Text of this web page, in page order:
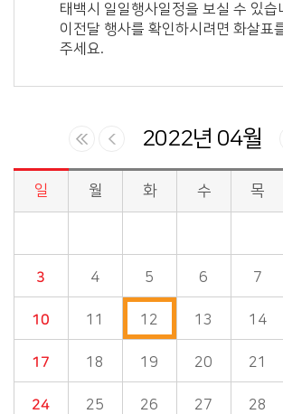
태백시 일일행사일정을 보실 수 있습
이전달 행사를 확인하시려면 화살표
주세요.
2022년 04월
시정소식>시정 캘린더 게시판의 (2022년 04월) 달력형태로 일정명, 일정내용을 제공합니다.
일 월 화 수 목
3 4 5 6 7
10 11 12 13 14
17 18 19 20 21
24 25 26 27 28